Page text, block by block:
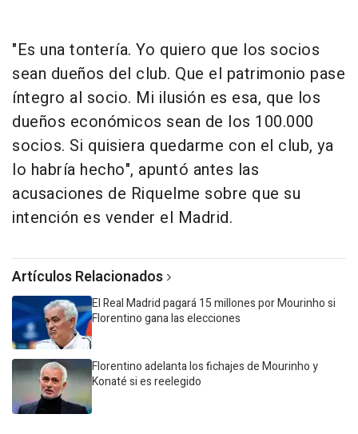
"Es una tontería. Yo quiero que los socios
sean dueños del club. Que el patrimonio pase
íntegro al socio. Mi ilusión es esa, que los
dueños económicos sean de los 100.000
socios. Si quisiera quedarme con el club, ya
lo habría hecho", apuntó antes las
acusaciones de Riquelme sobre que su
intención es vender el Madrid.
Artículos Relacionados
El Real Madrid pagará 15 millones por Mourinho si
Florentino gana las elecciones
Florentino adelanta los fichajes de Mourinho y
Konaté si es reelegido